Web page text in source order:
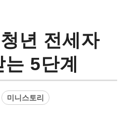
년 전세자
5단계
미니스토리